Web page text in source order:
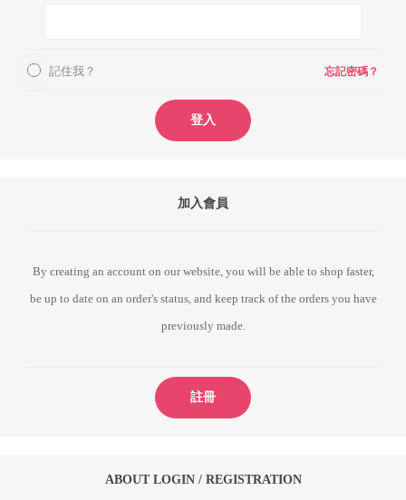
記住我？ 忘記密碼？
登入
加入會員
By creating an account on our website, you will be able to shop faster,
be up to date on an order's status, and keep track of the orders you have
previously made.
註冊
ABOUT LOGIN / REGISTRATION